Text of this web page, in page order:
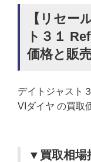
【リセー
ト３１
価格と販
デイトジャスト
VIダイヤ の買取
▼買取相場